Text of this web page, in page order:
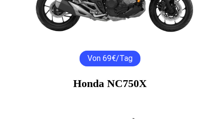
Von 69€/Tag
Honda NC750X